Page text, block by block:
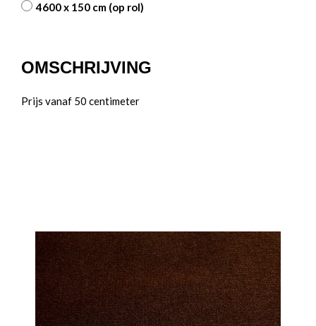
4600 x 150 cm (op rol)
OMSCHRIJVING
Prijs vanaf 50 centimeter